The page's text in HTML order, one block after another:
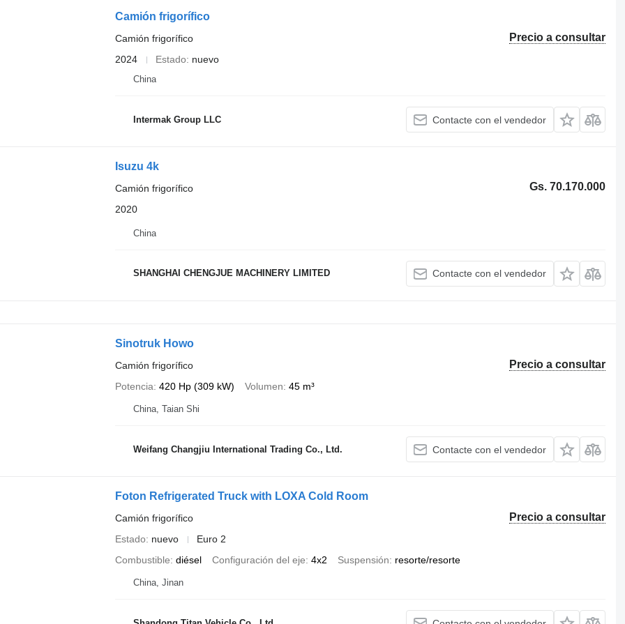
Camión frigorífico
Precio a consultar
Camión frigorífico
2024
Estado nuevo
China
Intermak Group LLC Contacte con el vendedor
Isuzu 4k
Gs. 70.170.000
Camión frigorífico
2020
China
SHANGHAI CHENGJUE MACHINERY LIMITED Contacte con el vendedor
Sinotruk Howo
Precio a consultar
Camión frigorífico
Potencia 420 Hp (309 kW) Volumen 45 m³
China, Taian Shi
Weifang Changjiu International Trading Co., Ltd. Contacte con el vendedor
Foton Refrigerated Truck with LOXA Cold Room
Precio a consultar
Camión frigorífico
Estado
nuevo
Euro 2
Combustible diésel Configuración del eje 4x2 Suspensión resorte/resorte
China, Jinan